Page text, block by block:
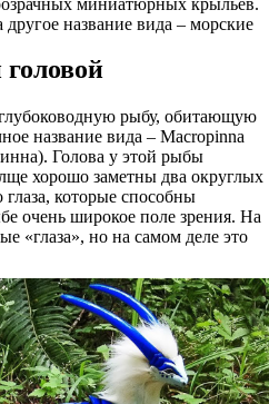
миниатюрных крыльев.
название вида – морские
рыбу, обитающую
название вида – Macropinna
Голова у этой рыбы
хорошо заметны два округлых
глаза, которые способны
очень широкое поле зрения. На
«глаза», но на самом деле это